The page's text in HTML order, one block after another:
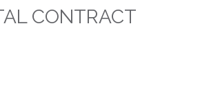
CONTRACT